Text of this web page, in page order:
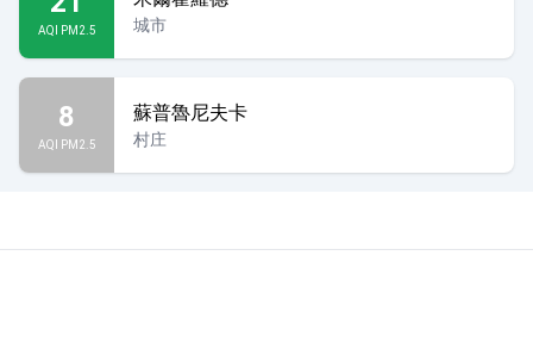
AQI PM2.5 城市
8
AQI PM2.5
蘇普魯尼夫卡
村庄